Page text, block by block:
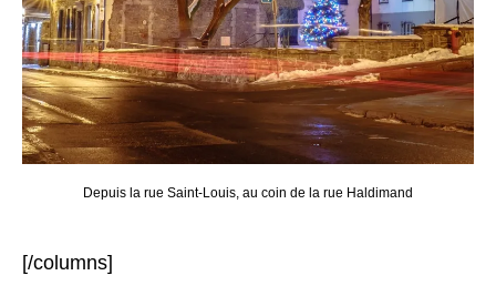
Depuis la rue Saint-Louis, au coin de la rue Haldimand
[/columns]